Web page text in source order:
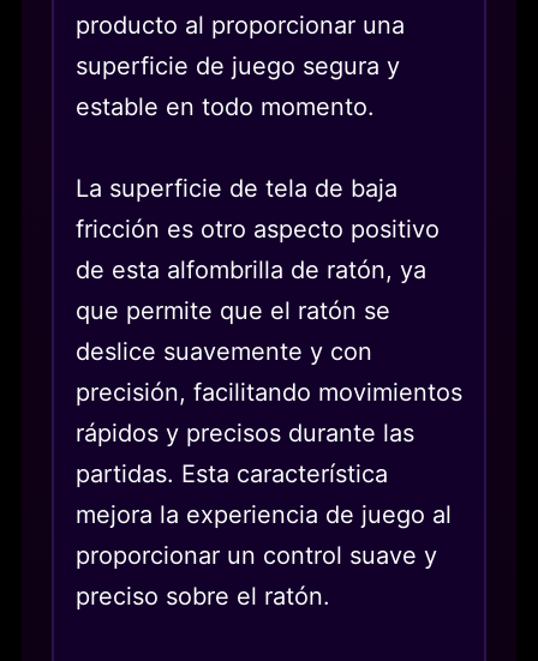
producto al proporcionar una
superficie de juego segura y
estable en todo momento.
La superficie de tela de baja
fricción es otro aspecto positivo
de esta alfombrilla de ratón, ya
que permite que el ratón se
deslice suavemente y con
precisión, facilitando movimientos
rápidos y precisos durante las
partidas. Esta característica
mejora la experiencia de juego al
proporcionar un control suave y
preciso sobre el ratón.